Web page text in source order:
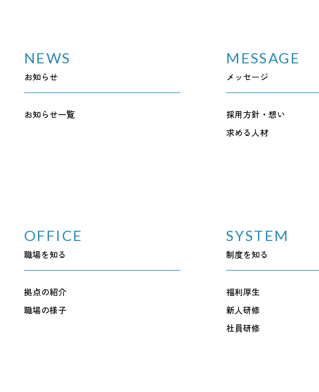
NEWS
お知らせ
お知らせ一覧
MESSAGE
メッセージ
採用方針・想い
求める人材
OFFICE
職場を知る
拠点の紹介
職場の様子
SYSTEM
制度を知る
福利厚生
新人研修
社員研修